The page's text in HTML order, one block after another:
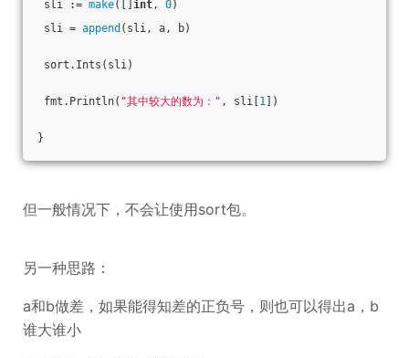
sli := make([] int, 0)
sli = append (sli, a, b)
sort.Ints(sli)
fmt.Println( "其中较大的数为：" , sli[ 1 ])
}
但一般情况下，不会让使用sort包。
另一种思路：
a和b做差，如果能得知差的正负号，则也可以得出a，b
谁大谁小